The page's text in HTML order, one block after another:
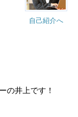
自己紹介へ
の井上です！